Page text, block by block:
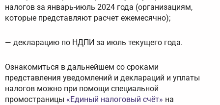
налогов за январь-июль 2024 года (организациям,
которые представляют расчет ежемесячно);
— декларацию по НДПИ за июль текущего года.
Ознакомиться в дальнейшем со сроками
представления уведомлений и деклараций и уплаты
налогов можно при помощи специальной
промостраницы «Единый налоговый счёт» на